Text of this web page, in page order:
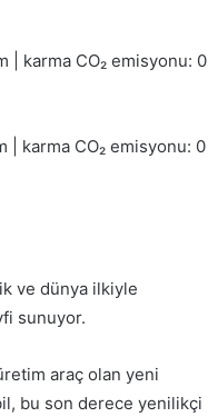
| karma CO₂ emisyonu: 0
| karma CO₂ emisyonu: 0
ve dünya ilkiyle
sunuyor.
araç olan yeni
bu son derece yenilikçi